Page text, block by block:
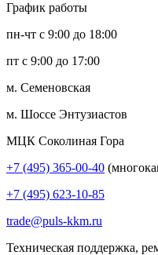
График работы
пн-чт с 9:00 до 18:00
пт с 9:00 до 17:00
м. Семеновская
м. Шоссе Энтузиастов
МЦК Соколиная Гора
+7 (495) 365-00-40
+7 (495) 623-10-85
trade@puls-kkm.ru
Техническая поддержка,